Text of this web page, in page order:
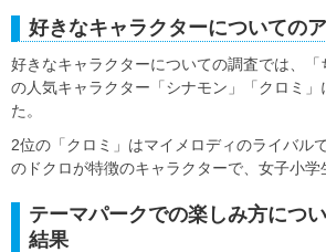
好きなキャラクターについての
好きなキャラクターについての調査では、
の人気キャラクター「シナモン」「クロミ」
た。
2位の「クロミ」はマイメロディのライバル
のドクロが特徴のキャラクターで、女子小学
テーマパークでの楽しみ方につ
結果